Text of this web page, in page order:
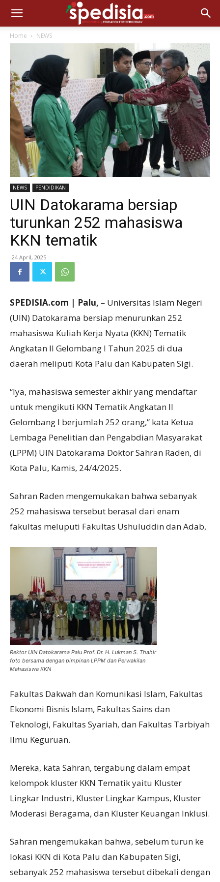
Home NEWS
NEWS PENDIDIKAN
UIN Datokarama bersiap
turunkan 252 mahasiswa
KKN tematik
24 April, 2025
SPEDISIA.com | Palu, – Universitas Islam Negeri
(UIN) Datokarama bersiap menurunkan 252
mahasiswa Kuliah Kerja Nyata (KKN) Tematik
Angkatan II Gelombang I Tahun 2025 di dua
daerah meliputi Kota Palu dan Kabupaten Sigi.
“Iya, mahasiswa semester akhir yang mendaftar
untuk mengikuti KKN Tematik Angkatan II
Gelombang I berjumlah 252 orang,” kata Ketua
Lembaga Penelitian dan Pengabdian Masyarakat
(LPPM) UIN Datokarama Doktor Sahran Raden, di
Kota Palu, Kamis, 24/4/2025.
Sahran Raden mengemukakan bahwa sebanyak
252 mahasiswa tersebut berasal dari enam
fakultas meluputi Fakultas Ushuluddin dan Adab,
Rektor UIN Datokarama Palu Prof. Dr. H. Lukman S. Thahir
foto bersama dengan pimpinan LPPM dan Perwakilan
Mahasiswa KKN
Fakultas Dakwah dan Komunikasi Islam, Fakultas
Ekonomi Bisnis Islam, Fakultas Sains dan
Teknologi, Fakultas Syariah, dan Fakultas Tarbiyah
Ilmu Keguruan.
Mereka, kata Sahran, tergabung dalam empat
kelompok kluster KKN Tematik yaitu Kluster
Lingkar Industri, Kluster Lingkar Kampus, Kluster
Moderasi Beragama, dan Kluster Keuangan Inklusi.
Sahran mengemukakan bahwa, sebelum turun ke
lokasi KKN di Kota Palu dan Kabupaten Sigi,
sebanyak 252 mahasiswa tersebut dibekali dengan